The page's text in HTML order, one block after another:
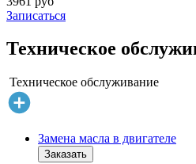
Записаться
Техническое
Техническое обслуживание
Замена масла в двигателе
Заказать